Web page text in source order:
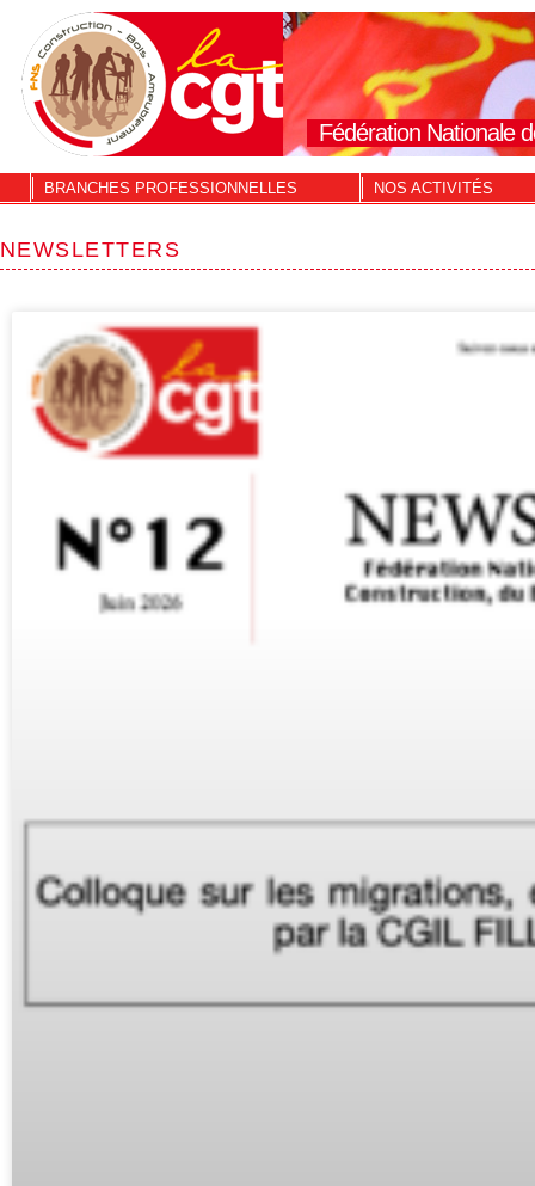
Fédération Nationale
BRANCHES PROFESSIONNELLES NOS ACTIVITÉS
NEWSLETTERS